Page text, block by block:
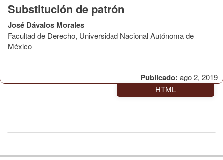
Publicado: ago 2, 2019
Substitución de patrón
José Dávalos Morales
Facultad de Derecho, Universidad Nacional Autónoma de
México
HTML